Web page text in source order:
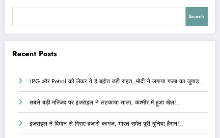
Search
Recent Posts
LPG और Petrol को लेकर ये है बहोत बड़ी राहत, मोदी ने लगाया गजब का जुगाड़..
सबसे बड़ी मस्जिद पर इजराइल ने लटकाया ताला, कश्मीर में हुआ खेल!..
इजराइल ने विमान से गिराए हजारों कागज, भारत समेत पूरी दुनिया हैरान!..